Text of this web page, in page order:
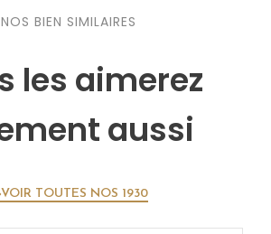
NOS BIEN SIMILAIRES
les aimerez
aussi
VOIR TOUTES NOS 1930